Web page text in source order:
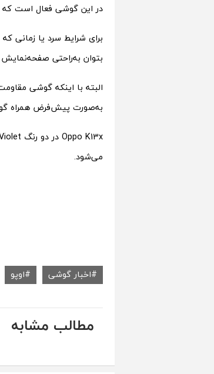
در این گوشی فعال است
بتوان به‌راحتی صفحه‌نمایش
به‌صورت پیش‌فرض همراه
می‌شود.
اخبار گوشی اوپو
مطالب مشابه